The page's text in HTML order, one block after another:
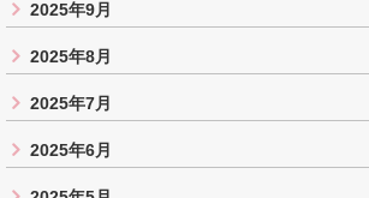
2025年9月
2025年8月
2025年7月
2025年6月